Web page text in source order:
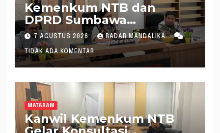
Kemenkum NTB dan
DPRD Sumbawa
Mantapkan Rencana
Pembentukan 8 Raperda
Inisiatif
7 AGUSTUS 2026 RADAR MANDALIKA
TIDAK ADA KOMENTAR
MATARAM
Kanwil Kemenkum NTB